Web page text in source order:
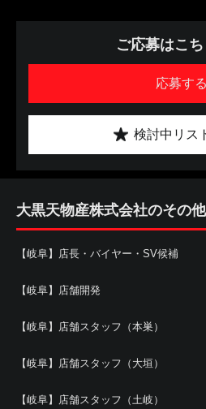
ご応募はこ
応募する
検討中リス
大黒天物産株式会社のその
【岐阜】店長・バイヤー・SV候補
【岐阜】店舗開発
【岐阜】店舗スタッフ（本巣）
【岐阜】店舗スタッフ（大垣）
【岐阜】店舗スタッフ（土岐）